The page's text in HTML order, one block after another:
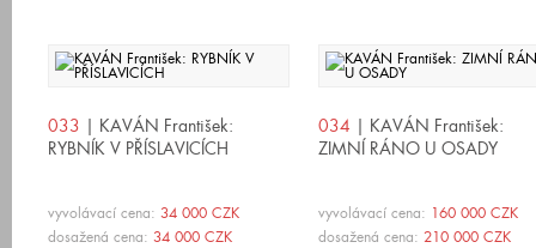
033 | KAVÁN František:
RYBNÍK V PŘÍSLAVICÍCH
vyvolávací cena: 34 000 CZK
dosažená cena: 34 000 CZK
034 | KAVÁN František:
ZIMNÍ RÁNO U OSADY
vyvolávací cena: 160 000 CZK
dosažená cena: 210 000 CZK